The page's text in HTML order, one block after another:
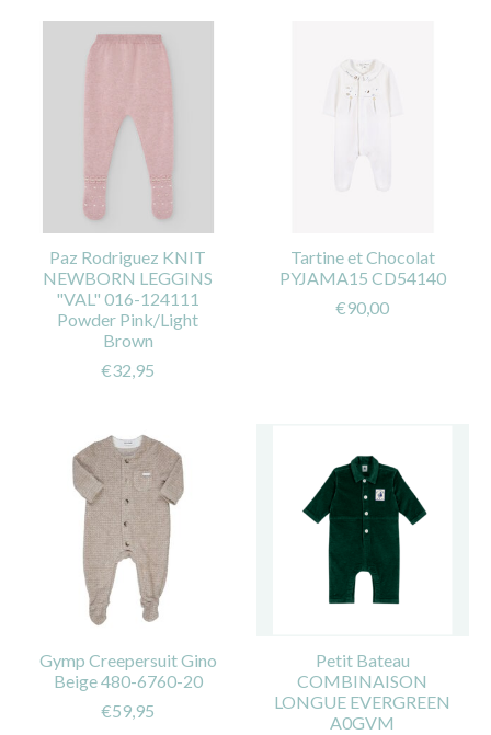
Paz Rodriguez KNIT
NEWBORN LEGGINS
"VAL" 016-124111
Powder Pink/Light
Brown
€32,95
Tartine et Chocolat
PYJAMA15 CD54140
€90,00
Gymp Creepersuit Gino
Beige 480-6760-20
€59,95
Petit Bateau
COMBINAISON
LONGUE EVERGREEN
A0GVM